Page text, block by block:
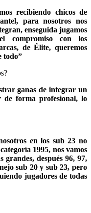
recibiendo chicos de
para nosotros nos
enseguida jugamos
compromiso con los
de Élite, queremos
todo”
ganas de integrar un
forma profesional, lo
en los sub 23 no
1995, nos vamos
después 96, 97,
sub 20 y sub 23, pero
jugadores de todas